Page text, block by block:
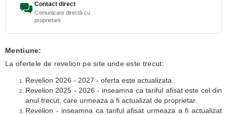
Contact direct
Comunicare directă cu
proprietarii
Mentiune:
La ofertele de revelion pe site unde este trecut:
Revelion 2026 - 2027 - oferta este actualizata.
Revelion 2025 - 2026 - inseamna ca tariful afisat este cel din
anul trecut, care urmeaza a fi actualizat de proprietar.
Revelion - inseamna ca tariful afisat urmeaza a fi actualizat